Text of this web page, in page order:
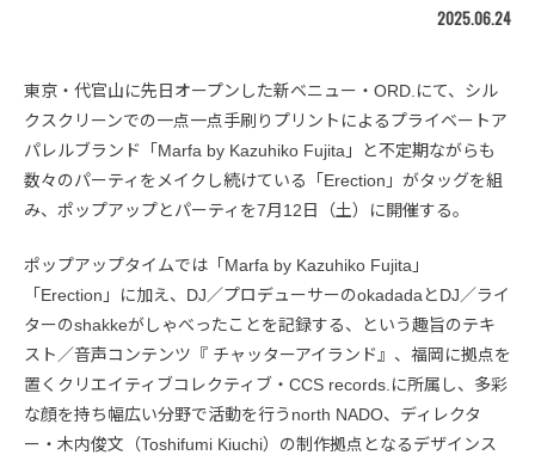
2025.06.24
東京・代官山に先日オープンした新ベニュー・ORD.にて、シル
クスクリーンでの一点一点手刷りプリントによるプライベートア
パレルブランド「Marfa by Kazuhiko Fujita」と不定期ながらも
数々のパーティをメイクし続けている「Erection」がタッグを組
み、ポップアップとパーティを7月12日（土）に開催する。
ポップアップタイムでは「Marfa by Kazuhiko Fujita」
「Erection」に加え、DJ／プロデューサーのokadadaとDJ／ライ
ターのshakkeがしゃべったことを記録する、という趣旨のテキ
スト／音声コンテンツ『 チャッターアイランド』、福岡に拠点を
置くクリエイティブコレクティブ・CCS records.に所属し、多彩
な顔を持ち幅広い分野で活動を行うnorth NADO、ディレクタ
ー・木内俊文（Toshifumi Kiuchi）の制作拠点となるデザインス